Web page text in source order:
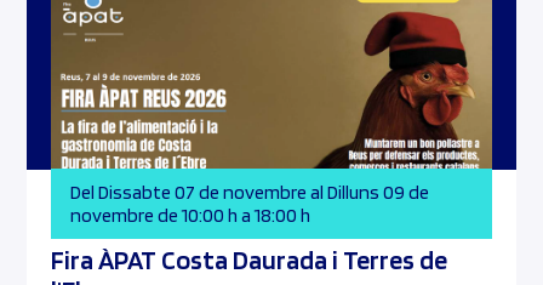
Del Dissabte 07 de novembre al Dilluns 09 de
novembre de 10:00 h a 18:00 h
Fira ÀPAT Costa Daurada i Terres de